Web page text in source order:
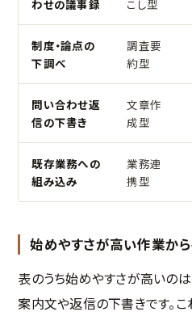
わせの議事録
こし型
制度・論点の
下調べ
調査要
約型
問い合わせ返
信の下書き
文章作
成型
既存業務への
組み込み
業務連
携型
始めやすさが高い作業か
表のうち始めやすさが高いの
案内文や返信の下書きです。